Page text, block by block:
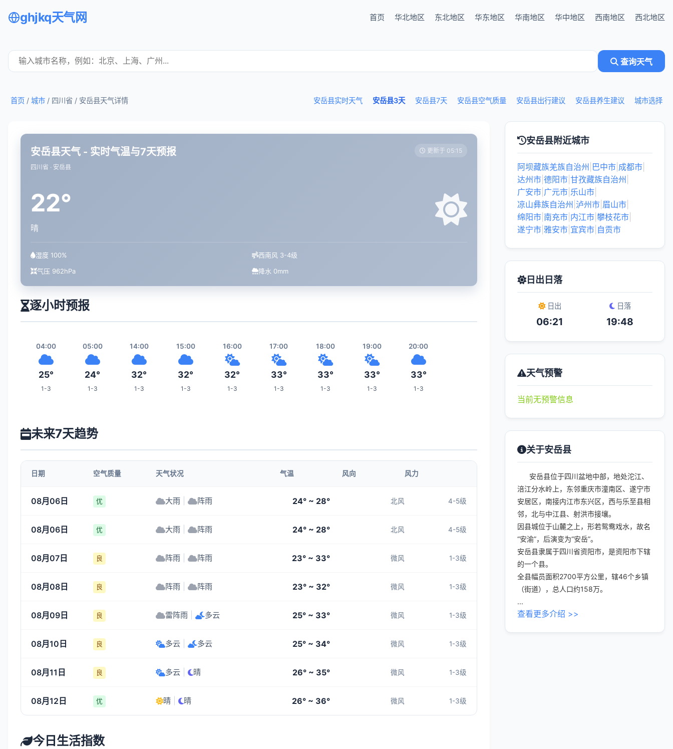
ghjkq天气网 首页 华北地区 东北地区 华东地区 华南地区 华中地区 西南地区 西北地区
查询天气
安岳县实时天气 安岳县3天 安岳县7天 安岳县空气质量 安岳县出行建议 安岳县养生建议 城市选择
首页 / 城市 / 四川省 / 安岳县天气详情
安岳县天气 - 实时气温与7天预报
四川省 · 安岳县
更新于 05:15
22°
晴
湿度 100%
西南风 3-4级
气压 962hPa
降水 0mm
逐小时预报
04:00
25°
1-3
05:00
24°
1-3
14:00
32°
1-3
15:00
32°
1-3
16:00
32°
1-3
17:00
33°
1-3
18:00
33°
1-3
19:00
33°
1-3
20:00
33°
1-3
1-3 1-3 1-3 1-3 1-3 1-3 1-3 1-3 1-3
1-3 1-3 1-3
未来7天趋势
日期 空气质量 天气状况 气温 风向 风力
08月06日 优 大雨 阵雨 24° ~ 28° 北风 4-5级
08月06日 优 大雨 阵雨 24° ~ 28° 北风 4-5级
08月07日 良 阵雨 阵雨 23° ~ 33° 微风 1-3级
08月08日 良 阵雨 阵雨 23° ~ 32° 微风 1-3级
08月09日 良 雷阵雨 多云 25° ~ 33° 微风 1-3级
08月10日 良 多云 多云 25° ~ 34° 微风 1-3级
08月11日 良 多云 晴 26° ~ 35° 微风 1-3级
08月12日 优 晴 晴 26° ~ 36° 微风 1-3级
今日生活指数
安岳县附近城市
阿坝藏族羌族自治州 巴中市 成都市
达州市 德阳市 甘孜藏族自治州
广安市 广元市 乐山市
凉山彝族自治州 泸州市 眉山市
绵阳市 南充市 内江市 攀枝花市
遂宁市 雅安市 宜宾市 自贡市
日出日落
日出
06:21
日落
19:48
天气预警
当前无预警信息
关于安岳县
安岳县位于四川盆地中部，地处沱江、
涪江分水岭上，东邻重庆市潼南区、遂宁市
安居区，南接内江市东兴区，西与乐至县相
邻，北与中江县、射洪市接壤。
因县城位于山麓之上，形若鸳鸯戏水，故名
“安渝”，后演变为“安岳”。
安岳县隶属于四川省资阳市，是资阳市下辖
的一个县。
全县幅员面积2700平方公里，辖46个乡镇
（街道），总人口约158万。
...
查看更多介绍 >>